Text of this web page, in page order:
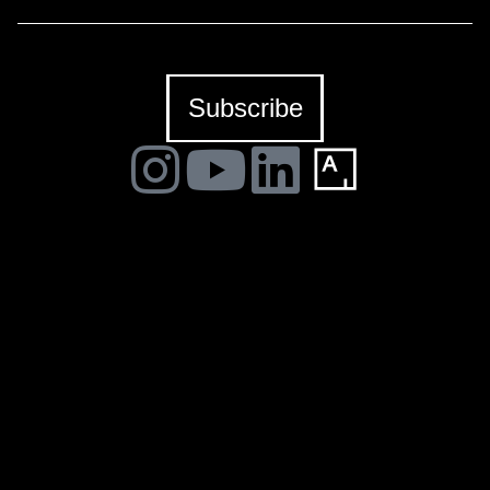
NE PARLIAMO.
Construyendo una escena
Jordi Pallarès con la participación de Fausto
Amundarain, Greg Jager, Ignacio Bosch y Srger-Sergio
Subscribe